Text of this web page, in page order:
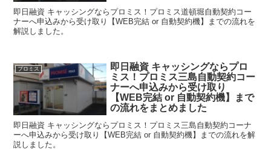
即日融資 キャッシングならプロミス！プロミス道頓堀自動契約コー
ナーへ申込みから受け取り【WEB完結 or 自動契約機】までの流れを
解説しました。
プロミス
即日融資 キャッシングならプロ
ミス！プロミス三島自動契約コー
ナーへ申込みから受け取り
【WEB完結 or 自動契約機】まで
の流れをまとめました
即日融資 キャッシングならプロミス！プロミス三島自動契約コーナ
ーへ申込みから受け取り【WEB完結 or 自動契約機】までの流れを解
説しました。